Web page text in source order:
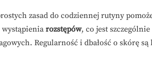
zasad do codziennej rutyny
rozstępów, co jest
Regularność i dbałość o skórę